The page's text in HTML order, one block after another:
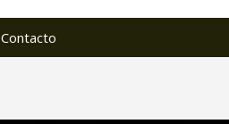
Contacto